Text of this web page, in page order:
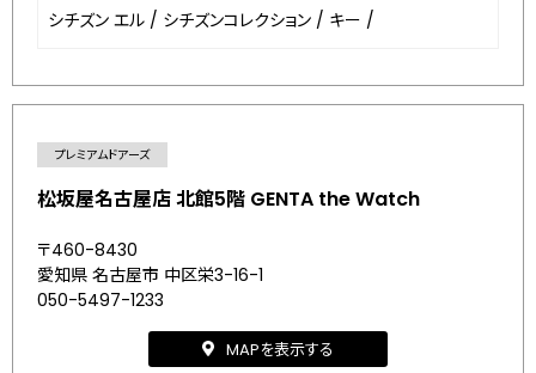
シチズン エル / シチズンコレクション / キー /
プレミアムドアーズ
松坂屋名古屋店 北館5階 GENTA the Watch
〒460-8430
愛知県 名古屋市 中区栄3-16-1
050-5497-1233
MAPを表示する